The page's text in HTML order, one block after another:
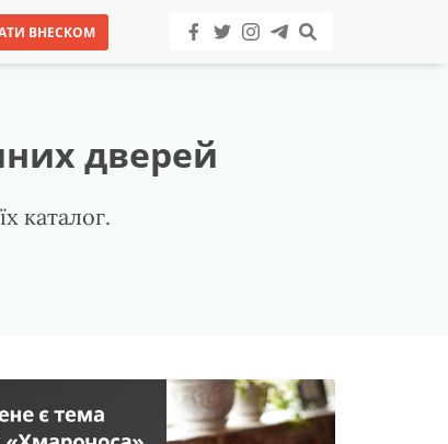
ВНЕСКОМ
дверей
каталог.